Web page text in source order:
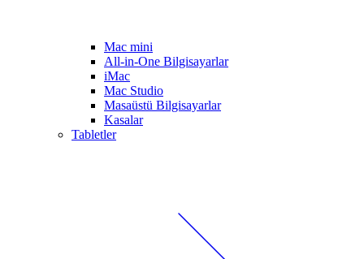
Mac mini
All-in-One Bilgisayarlar
iMac
Mac Studio
Masaüstü Bilgisayarlar
Kasalar
Tabletler